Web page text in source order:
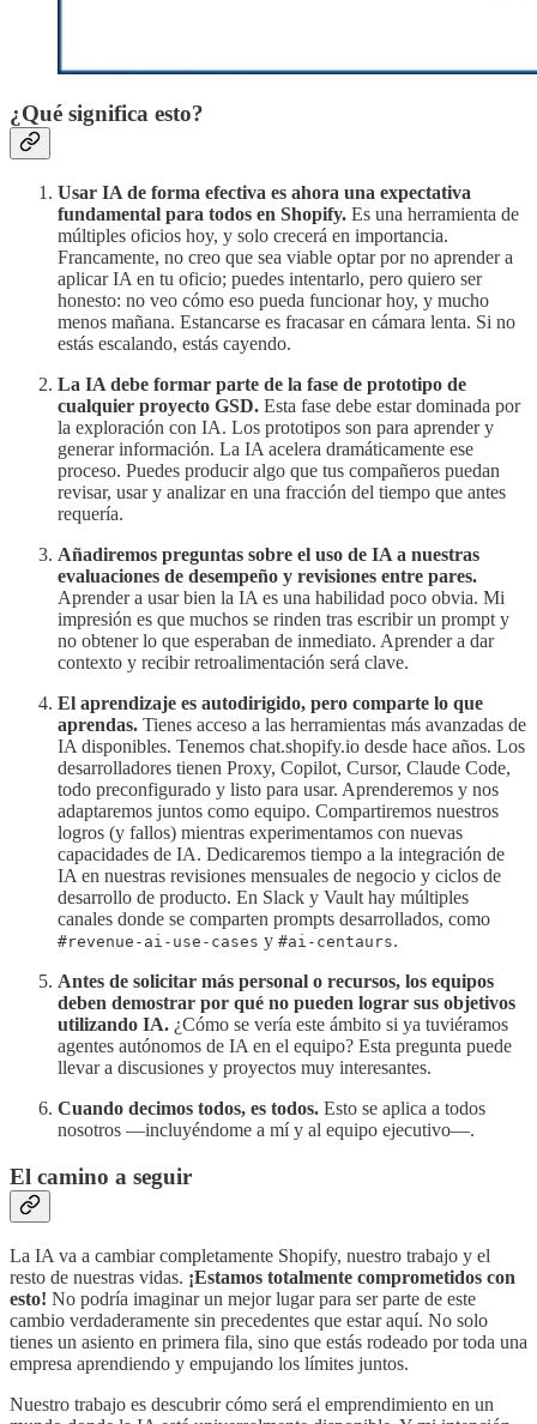
¿Qué significa esto?
Usar IA de forma efectiva es ahora una expectativa
fundamental para todos en Shopify. Es una herramienta de
múltiples oficios hoy, y solo crecerá en importancia.
Francamente, no creo que sea viable optar por no aprender a
aplicar IA en tu oficio; puedes intentarlo, pero quiero ser
honesto: no veo cómo eso pueda funcionar hoy, y mucho
menos mañana. Estancarse es fracasar en cámara lenta. Si no
estás escalando, estás cayendo.
La IA debe formar parte de la fase de prototipo de
cualquier proyecto GSD. Esta fase debe estar dominada por
la exploración con IA. Los prototipos son para aprender y
generar información. La IA acelera dramáticamente ese
proceso. Puedes producir algo que tus compañeros puedan
revisar, usar y analizar en una fracción del tiempo que antes
requería.
Añadiremos preguntas sobre el uso de IA a nuestras
evaluaciones de desempeño y revisiones entre pares.
Aprender a usar bien la IA es una habilidad poco obvia. Mi
impresión es que muchos se rinden tras escribir un prompt y
no obtener lo que esperaban de inmediato. Aprender a dar
contexto y recibir retroalimentación será clave.
El aprendizaje es autodirigido, pero comparte lo que
aprendas. Tienes acceso a las herramientas más avanzadas de
IA disponibles. Tenemos chat.shopify.io desde hace años. Los
desarrolladores tienen Proxy, Copilot, Cursor, Claude Code,
todo preconfigurado y listo para usar. Aprenderemos y nos
adaptaremos juntos como equipo. Compartiremos nuestros
logros (y fallos) mientras experimentamos con nuevas
capacidades de IA. Dedicaremos tiempo a la integración de
IA en nuestras revisiones mensuales de negocio y ciclos de
desarrollo de producto. En Slack y Vault hay múltiples
canales donde se comparten prompts desarrollados, como
#revenue-ai-use-cases y #ai-centaurs.
Antes de solicitar más personal o recursos, los equipos
deben demostrar por qué no pueden lograr sus objetivos
utilizando IA. ¿Cómo se vería este ámbito si ya tuviéramos
agentes autónomos de IA en el equipo? Esta pregunta puede
llevar a discusiones y proyectos muy interesantes.
Cuando decimos todos, es todos. Esto se aplica a todos
nosotros —incluyéndome a mí y al equipo ejecutivo—.
El camino a seguir
La IA va a cambiar completamente Shopify, nuestro trabajo y el
resto de nuestras vidas. ¡Estamos totalmente comprometidos con
esto! No podría imaginar un mejor lugar para ser parte de este
cambio verdaderamente sin precedentes que estar aquí. No solo
tienes un asiento en primera fila, sino que estás rodeado por toda una
empresa aprendiendo y empujando los límites juntos.
Nuestro trabajo es descubrir cómo será el emprendimiento en un